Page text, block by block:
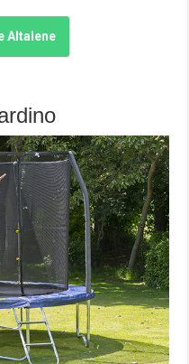
Altalene